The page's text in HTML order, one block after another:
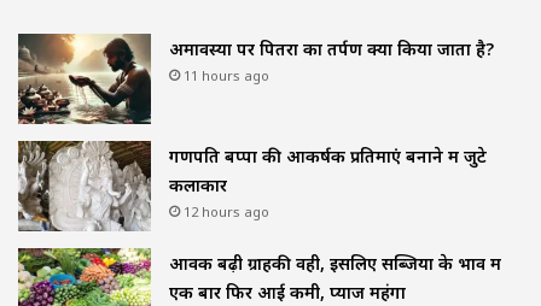
अमावस्या पर पितरों का तर्पण क्यों किया जाता है?
11 hours ago
गणपति बप्पा की आकर्षक प्रतिमाएं बनाने में जुटे
कलाकार
12 hours ago
आवक बढ़ी ग्राहकी वही, इसलिए सब्जियों के भाव में
एक बार फिर आई कमी, प्याज महंगा